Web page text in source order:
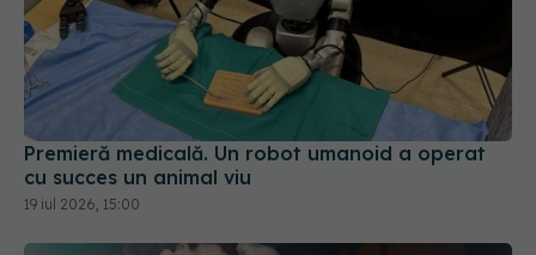
Premieră medicală. Un robot umanoid a operat
cu succes un animal viu
19 iul 2026, 15:00